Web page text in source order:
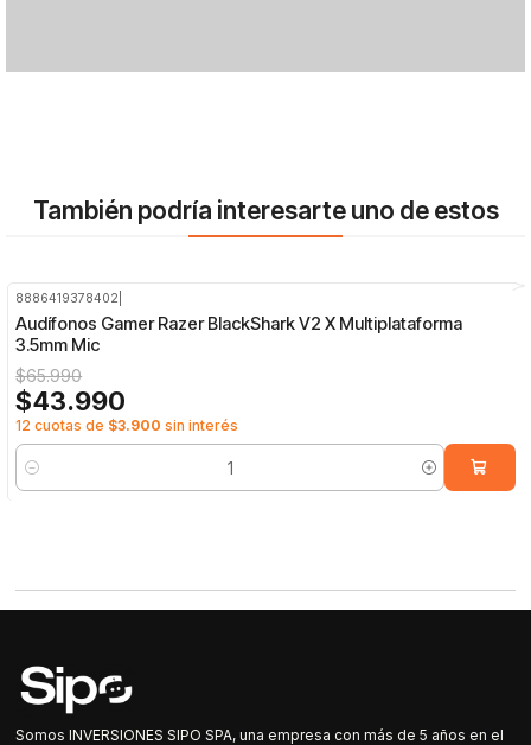
También podría interesarte uno de estos
8886419378402
Audífonos Gamer Razer BlackShark V2 X Multiplataforma
3.5mm Mic
$65.990
$43.990
12 cuotas de $3.900 sin interés
Cantidad
Somos INVERSIONES SIPO SPA, una empresa con más de 5 años en el